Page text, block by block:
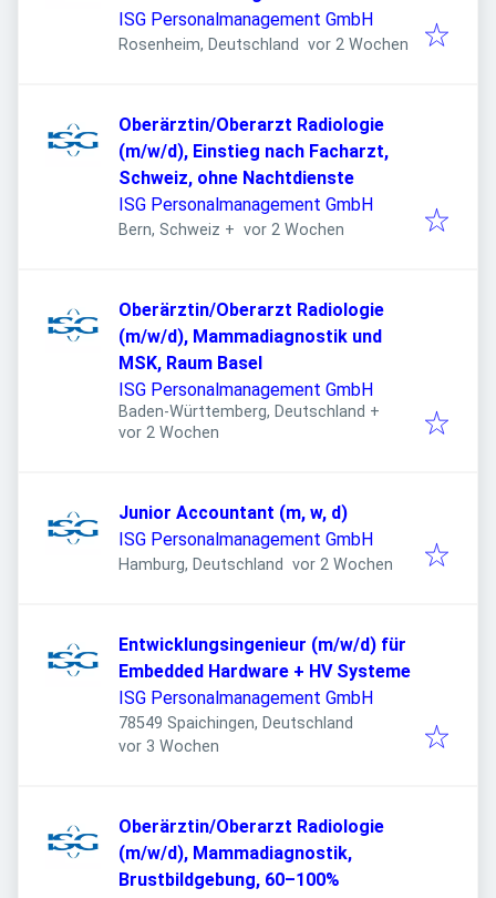
ISG Personalmanagement GmbH
Rosenheim, Deutschland Veröffentlicht
vor 2 Wochen
Oberärztin/Oberarzt Radiologie
(m/w/d), Einstieg nach Facharzt,
Schweiz, ohne Nachtdienste
ISG Personalmanagement GmbH
Bern, Schweiz + Veröffentlicht
vor 2 Wochen
Oberärztin/Oberarzt Radiologie
(m/w/d), Mammadiagnostik und
MSK, Raum Basel
ISG Personalmanagement GmbH
Baden-Württemberg, Deutschland +
Veröffentlicht
vor 2 Wochen
Junior Accountant (m, w, d)
ISG Personalmanagement GmbH
Hamburg, Deutschland Veröffentlicht
vor 2 Wochen
Entwicklungsingenieur (m/w/d) für
Embedded Hardware + HV Systeme
ISG Personalmanagement GmbH
78549 Spaichingen, Deutschland
Veröffentlicht
vor 3 Wochen
Oberärztin/Oberarzt Radiologie
(m/w/d), Mammadiagnostik,
Brustbildgebung, 60–100%